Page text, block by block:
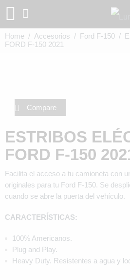
Home / Accesorios / Ford F-150 /
FORD F-150 2021
ESTRIBOS
FORD F-150
Facilita el acceso a tu camioneta con
originales para tu Ford F-150. Se
cuando se abre la puerta del vehículo.
CARACTERÍSTICAS:
100% Americanos.
Plug and Play.
Heavy Duty. Resistentes a agua y
Compare